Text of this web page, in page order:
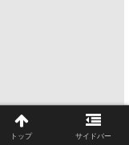
トップ サイドバー